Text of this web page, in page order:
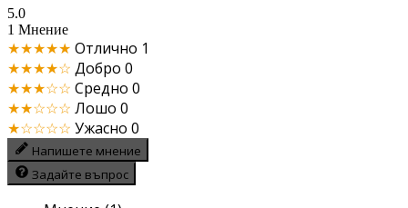
5.0
1 Мнение
★★★★★ Отлично 1
★★★★☆ Добро 0
★★★☆☆ Средно 0
★★☆☆☆ Лошо 0
★☆☆☆☆ Ужасно 0
Напишете мнение
Задайте въпрос